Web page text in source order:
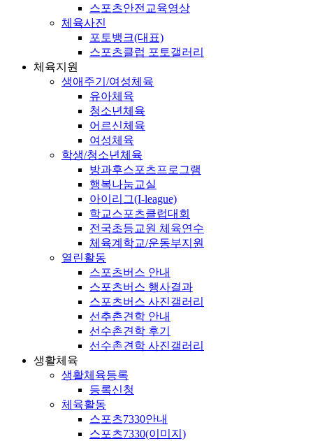
스포츠안전교육영상
체육사진
포토뱅크(대표)
스포츠클럽 포토갤러리
체육지원
생애주기/여성체육
유아체육
청소년체육
어르신체육
여성체육
학생/청소년체육
방과후스포츠프로그램
행복나눔교실
아이리그(I-league)
학교스포츠클럽대회
전국초등교원 체육연수
체육계학교/운동부지원
열린활동
스포츠버스 안내
스포츠버스 행사결과
스포츠버스 사진갤러리
선추촌견학 안내
선수촌견학 후기
선수촌견학 사진갤러리
생활체육
생활체육등록
등록신청
체육활동
스포츠7330안내
스포츠7330(이미지)